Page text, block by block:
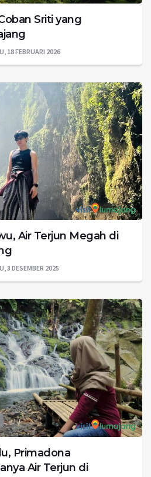
Sriti yang
18 FEBRUARI 2026
Air Terjun Megah di
3 DESEMBER 2025
Primadona
Air Terjun di